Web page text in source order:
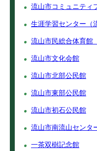
流山市コミュニティ
生涯学習センター（
流山市民総合体育館
流山市文化会館
流山市北部公民館
流山市東部公民館
流山市初石公民館
流山市南流山センタ
一茶双樹記念館